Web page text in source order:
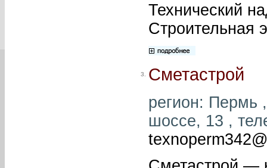
Технический
Строительная
3. Сметастрой
регион: Пермь
шоссе, 13 ,